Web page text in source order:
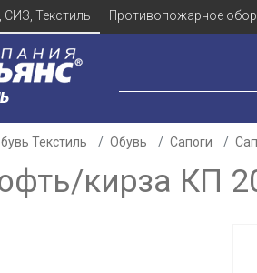
СИЗ, Текстиль Противопожарное
Текстиль Обувь Сапоги
кирза КП